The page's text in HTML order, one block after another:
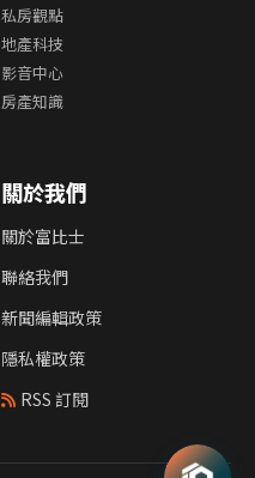
私房觀點
地產科技
影音中心
房產知識
關於我們
關於富比士
聯絡我們
新聞編輯政策
隱私權政策
RSS 訂閱